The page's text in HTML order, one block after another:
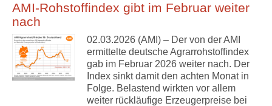
AMI-Rohstoffindex gibt im Februar weiter
nach
02.03.2026 (AMI) – Der von der AMI
ermittelte deutsche Agrarrohstoffindex
gab im Februar 2026 weiter nach. Der
Index sinkt damit den achten Monat in
Folge. Belastend wirkten vor allem
weiter rückläufige Erzeugerpreise bei